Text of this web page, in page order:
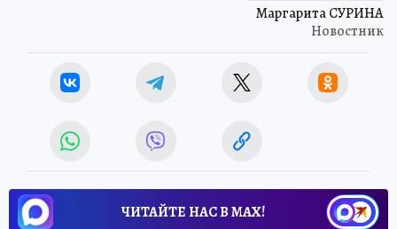
Маргарита СУРИНА
Новостник
ЧИТАЙТЕ НАС В МАХ!